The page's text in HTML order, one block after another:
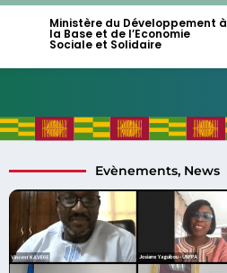
Ministère du Développement à
la Base et de l’Economie
Sociale et Solidaire
Evènements, News